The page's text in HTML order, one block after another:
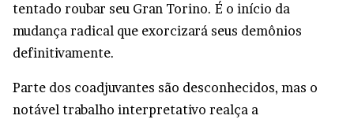
tentado roubar seu Gran Torino. É o início da
mudança radical que exorcizará seus demônios
definitivamente.
Parte dos coadjuvantes são desconhecidos, mas o
notável trabalho interpretativo realça a